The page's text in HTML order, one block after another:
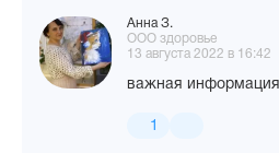
Анна З.
ООО здоровье
13 августа 2022 в 16:42
важная информация
1